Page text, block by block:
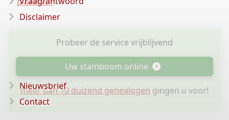
Probeer de service vrijblijvend
Uw stamboom online
meer dan 10 duizend genealogen gingen u voor!
Disclaimer
Nieuwsbrief
Contact